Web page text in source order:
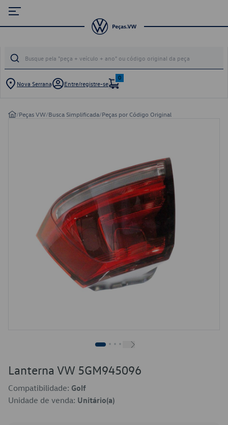
Nova Serrana Entre/registre-se
0
/Peças VW/Busca Simplificada/Peças por Código Original
Lanterna VW 5GM945096
Compatibilidade: Golf
Unidade de venda: Unitário(a)